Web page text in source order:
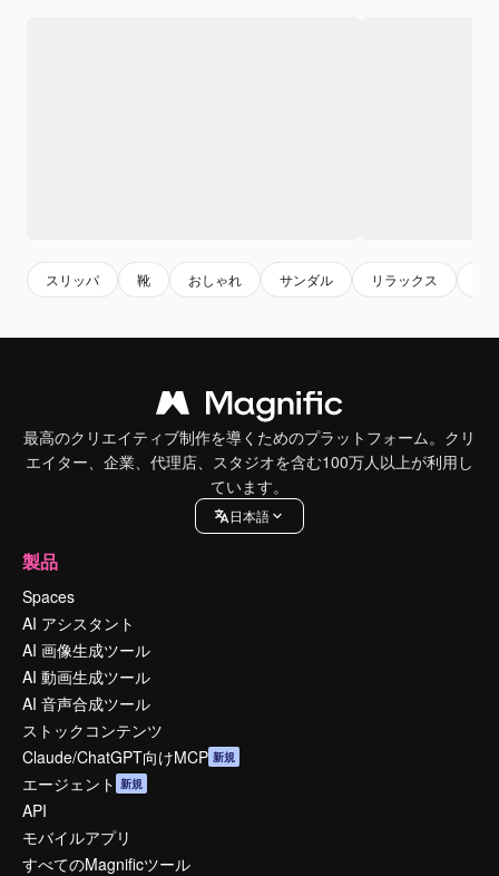
スリッパ 靴 おしゃれ サンダル リラックス
最高のクリエイティブ制作を導くためのプラットフォーム。クリ
エイター、企業、代理店、スタジオを含む100万人以上が利用し
ています。
日本語
製品
Spaces
AI アシスタント
AI 画像生成ツール
AI 動画生成ツール
AI 音声合成ツール
ストックコンテンツ
Claude/ChatGPT向けMCP 新規
エージェント 新規
API
モバイルアプリ
すべてのMagnificツール